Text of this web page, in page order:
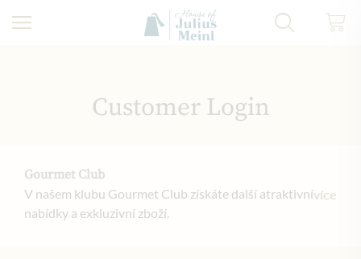
Customer Login
Gourmet Club
V našem klubu Gourmet Club získáte další atraktivní
nabídky a exkluzivní zboží.
více